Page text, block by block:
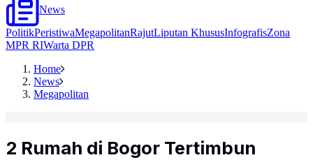
News
PolitikPeristiwaMegapolitanRajutLiputan KhususInfografisZona
MPR RIWarta DPR
Home
News
Megapolitan
2 Rumah di Bogor Tertimbun